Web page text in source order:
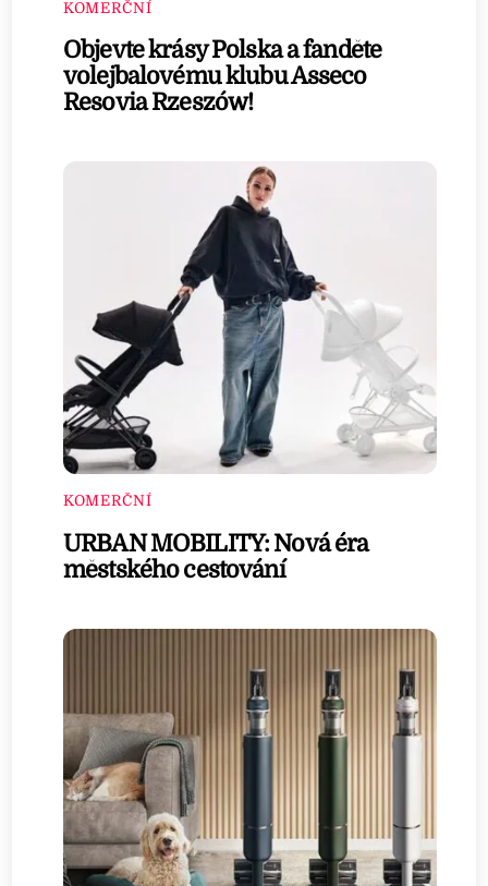
KOMERČNÍ
Objevte krásy Polska a fanděte
volejbalovému klubu Asseco
Resovia Rzeszów!
KOMERČNÍ
URBAN MOBILITY: Nová éra
městského cestování